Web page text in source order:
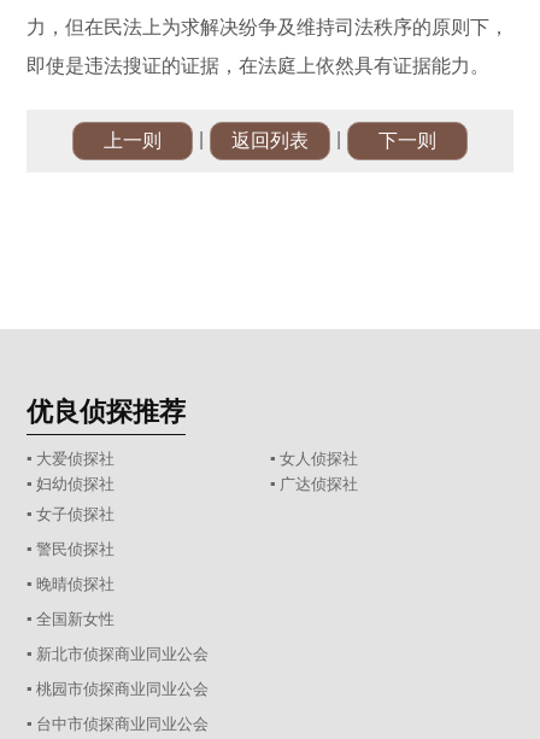
力，但在民法上为求解决纷争及维持司法秩序的原则下，
即使是违法搜证的证据，在法庭上依然具有证据能力。
上一则 返回列表 下一则
优良侦探推荐
▪ 大爱侦探社
▪ 女人侦探社
▪ 妇幼侦探社
▪ 广达侦探社
▪ 女子侦探社
▪ 警民侦探社
▪ 晚晴侦探社
▪ 全国新女性
▪ 新北市侦探商业同业公会
▪ 桃园市侦探商业同业公会
▪ 台中市侦探商业同业公会